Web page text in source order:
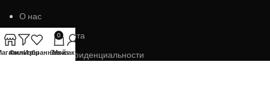
О нас
Договор Оферта
Политика конфиденциальности
ФильтрыИзбранное
0
Заказ
Мой аккаунт